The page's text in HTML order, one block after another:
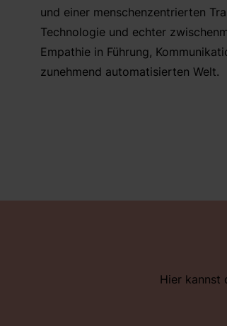
und einer menschenzentrierten
Technologie und echter
Empathie in Führung,
zunehmend automatisierten Welt.
Hier kannst